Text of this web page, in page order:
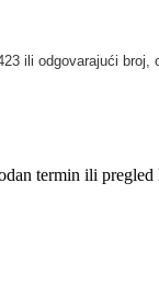
ili odgovarajući
termin ili